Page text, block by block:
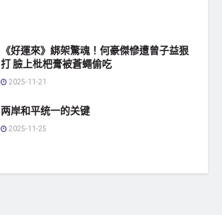
《好運來》綁架驚魂！何豪傑慘遭曾子益狠
打 臉上枇杷膏被蒼蠅偷吃
2025-11-21
两岸和平统一的关键
2025-11-25